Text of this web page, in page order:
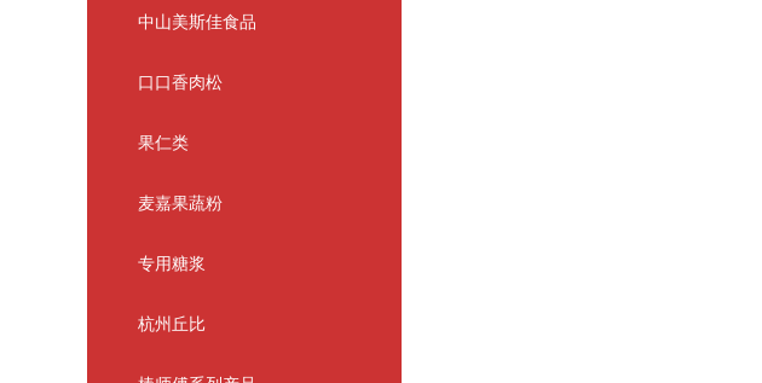
中山美斯佳食品
口口香肉松
果仁类
麦嘉果蔬粉
专用糖浆
杭州丘比